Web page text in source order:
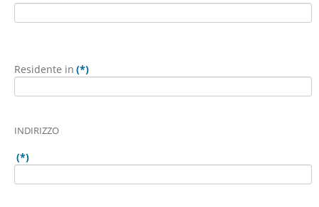
Residente in (*)
INDIRIZZO
(*)